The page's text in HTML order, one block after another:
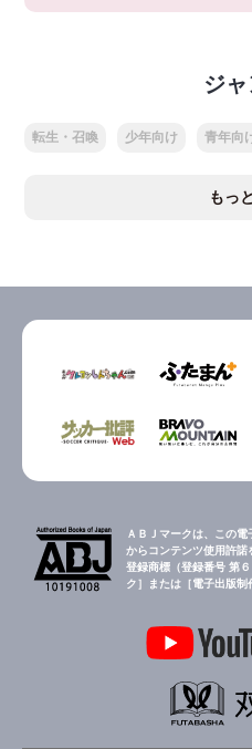
ジ
転生・召喚 少年向け 青年向
もっ
ＡＢＪマークは、この
からコンテンツ使用許諾
登録商標（登録番号 第
ク］または［電子出版制